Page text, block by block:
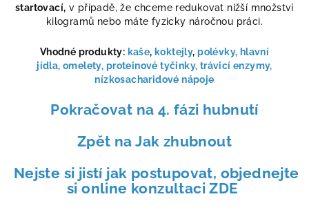
startovací, v případě, že chceme redukovat nižší množství
kilogramů nebo máte fyzicky náročnou práci.
Vhodné produkty: kaše, koktejly,polévky, hlavní
jídla, omelety, proteinové tyčinky, trávicí enzymy,
nízkosacharidové nápoje
Pokračovat na 4. fázi hubnutí
Zpět na Jak zhubnout
Nejste si jistí jak postupovat, objednejte
si online konzultaci ZDE